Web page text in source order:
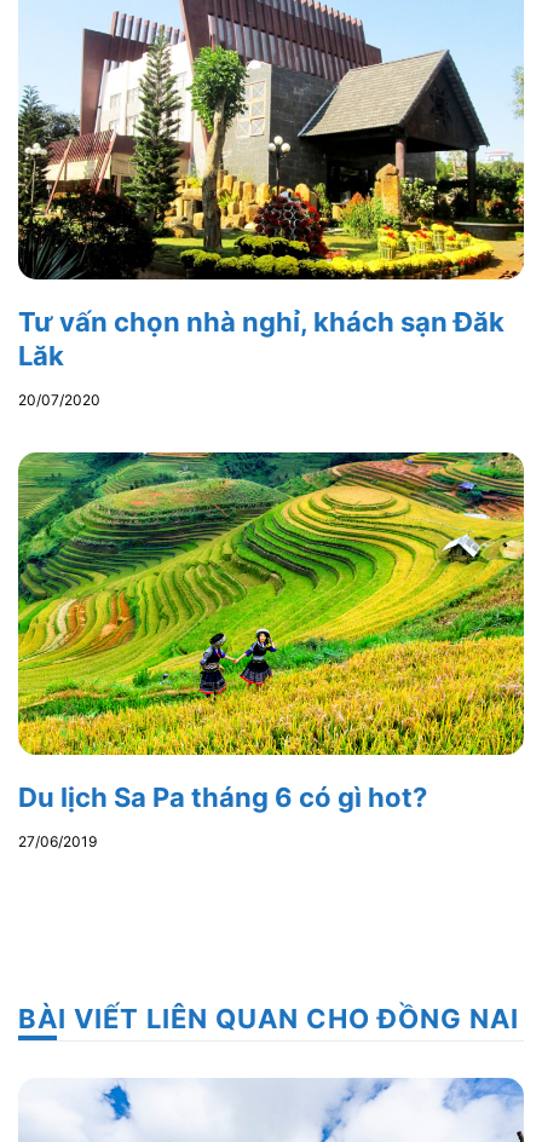
Tư vấn chọn nhà nghỉ, khách sạn Đăk
Lăk
20/07/2020
Du lịch Sa Pa tháng 6 có gì hot?
27/06/2019
BÀI VIẾT LIÊN QUAN CHO ĐỒNG NAI